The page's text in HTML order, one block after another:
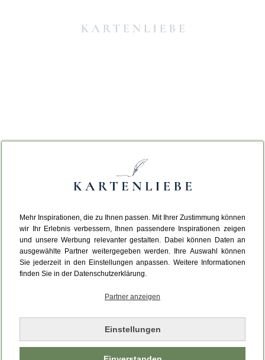
Mehr Inspirationen, die zu Ihnen passen. Mit Ihrer Zustimmung können
wir Ihr Erlebnis verbessern, Ihnen passendere Inspirationen zeigen
und unsere Werbung relevanter gestalten. Dabei können Daten an
ausgewählte Partner weitergegeben werden. Ihre Auswahl können
Sie jederzeit in den Einstellungen anpassen. Weitere Informationen
finden Sie in der Datenschutzerklärung.
Partner anzeigen
Einstellungen
Da ist etwas schiefgelaufen.
Leider ist ein technischer Fehler aufgetreten.
Bitte laden Sie die Seite neu.